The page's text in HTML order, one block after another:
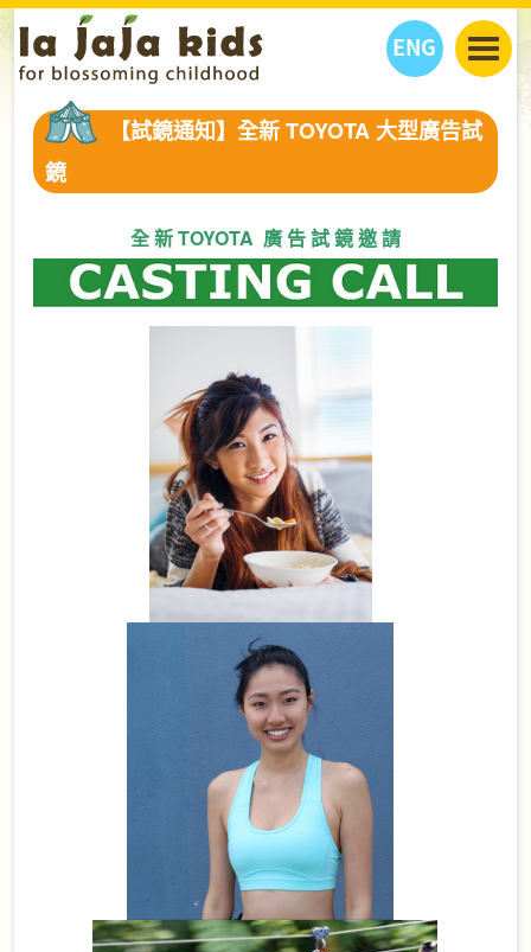
ENG
丫丫看天下
教學活動
人物專題
丫丫活動
親子好去處
丫丫之選
健康生活館
學習成長路
關於我們
我們的故事
丫丫夥伴 + 友情連接
購物
【試鏡通知】全新 TOYOTA 大型廣告試
鏡
全 新 TOYOTA 廣 告 試 鏡 邀 請